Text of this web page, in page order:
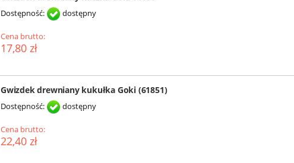
Dostępność: dostępny
Cena brutto:
17,80 zł
Gwizdek drewniany kukułka Goki (61851)
Dostępność: dostępny
Cena brutto:
22,40 zł